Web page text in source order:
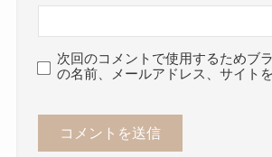
次回のコメントで使用するためブ
の名前、メールアドレス、サイト